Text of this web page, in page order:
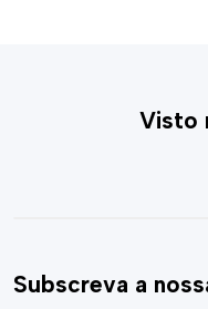
Visto
Subscreva a